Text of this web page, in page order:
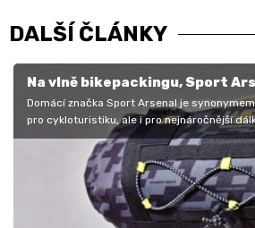
DALŠÍ ČLÁNKY
Na vlně bikepackingu, Sport
Domácí značka Sport Arsenal je
pro cykloturistiku, ale i pro nejnáročnější
vyložené…